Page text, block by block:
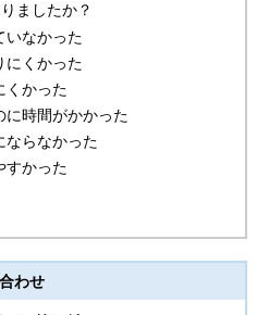
ましたか？
いなかった
にくかった
くかった
に時間がかかった
ならなかった
すかった
わせ